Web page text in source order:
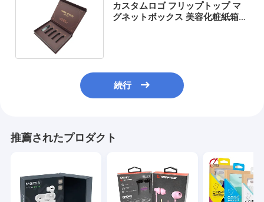
カスタムロゴ フリップトップ マ
グネットボックス 美容化粧紙箱
続行
推薦されたプロダクト